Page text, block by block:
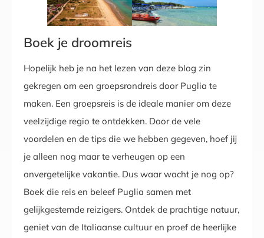
Boek je droomreis
Hopelijk heb je na het lezen van deze blog zin
gekregen om een groepsrondreis door Puglia te
maken. Een groepsreis is de ideale manier om deze
veelzijdige regio te ontdekken. Door de vele
voordelen en de tips die we hebben gegeven, hoef jij
je alleen nog maar te verheugen op een
onvergetelijke vakantie. Dus waar wacht je nog op?
Boek die reis en beleef Puglia samen met
gelijkgestemde reizigers. Ontdek de prachtige natuur,
geniet van de Italiaanse cultuur en proef de heerlijke